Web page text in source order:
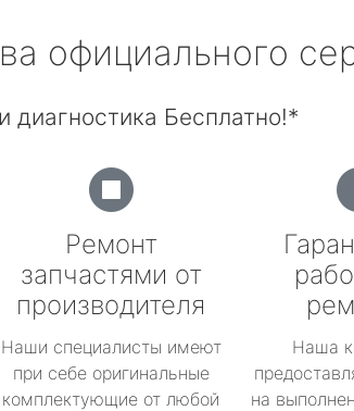
официального
диагностика Бесплатно!*
Ремонт
запчастями от
производителя
Наши специалисты имеют
при себе оригинальные
комплектующие от любой
Наша
на